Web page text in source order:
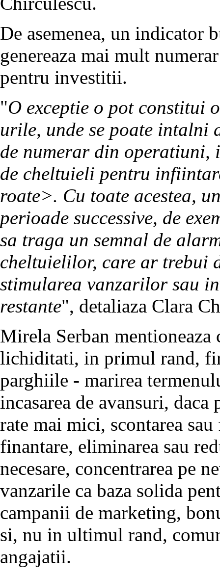
De asemenea, un indicator
genereaza mai mult
pentru investitii.
"O exceptie o pot constitui
urile, unde se poate intalni
de numerar din operatiuni,
de cheltuieli pentru
roate>. Cu toate acestea,
perioade successive, de
sa traga un semnal de
cheltuielilor, care ar trebui
stimularea vanzarilor sau
restante", detaliaza Clara
Mirela Serban mentioneaza
lichiditati, in primul rand,
parghiile - marirea
incasarea de avansuri,
rate mai mici, scontarea
finantare, eliminarea sau
necesare, concentrarea pe
vanzarile ca baza solida
campanii de marketing,
si, nu in ultimul rand,
angajatii.